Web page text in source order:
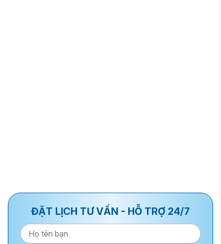
ĐẶT LỊCH TƯ VẤN - HỖ TRỢ 24/7